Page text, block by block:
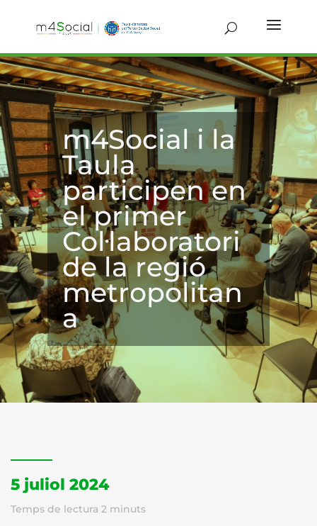
m4Social i la
Taula
participen en
el primer
Col·laboratori
de la regió
metropolitan
a
5 juliol 2024
Temps de lectura 2 minuts